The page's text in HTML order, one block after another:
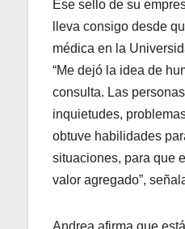
Ese sello de su
lleva consigo desde
médica en la
“Me dejó la idea de
consulta. Las
inquietudes,
obtuve habilidades
situaciones, para que
valor agregado”,
Andrea afirma que